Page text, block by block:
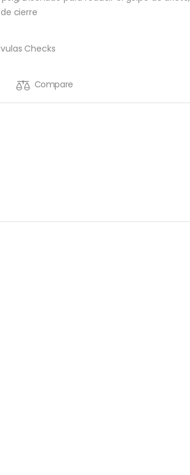
cierre
Checks
Compare